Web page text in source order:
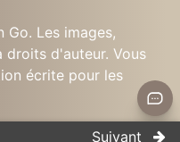
Go. Les images,
droits d'auteur. Vous
écrite pour les